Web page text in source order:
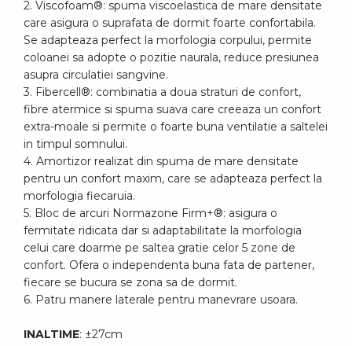
2. Viscofoam®: spuma viscoelastica de mare densitate
care asigura o suprafata de dormit foarte confortabila.
Se adapteaza perfect la morfologia corpului, permite
coloanei sa adopte o pozitie naurala, reduce presiunea
asupra circulatiei sangvine.
3. Fibercell®: combinatia a doua straturi de confort,
fibre atermice si spuma suava care creeaza un confort
extra-moale si permite o foarte buna ventilatie a saltelei
in timpul somnului.
4. Amortizor realizat din spuma de mare densitate
pentru un confort maxim, care se adapteaza perfect la
morfologia fiecaruia.
5. Bloc de arcuri Normazone Firm+®: asigura o
fermitate ridicata dar si adaptabilitate la morfologia
celui care doarme pe saltea gratie celor 5 zone de
confort. Ofera o independenta buna fata de partener,
fiecare se bucura se zona sa de dormit.
6. Patru manere laterale pentru manevrare usoara.
INALTIME: ±27cm